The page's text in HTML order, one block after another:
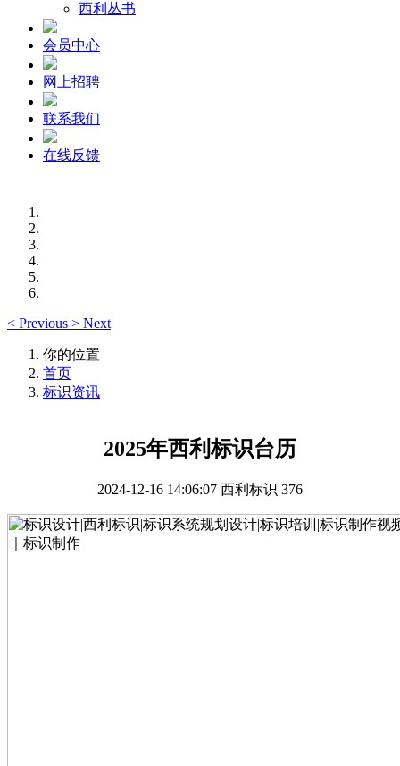
西利丛书
会员中心
网上招聘
联系我们
在线反馈
< Previous > Next
你的位置
首页
标识资讯
2025年西利标识台历
2024-12-16 14:06:07 西利标识 376